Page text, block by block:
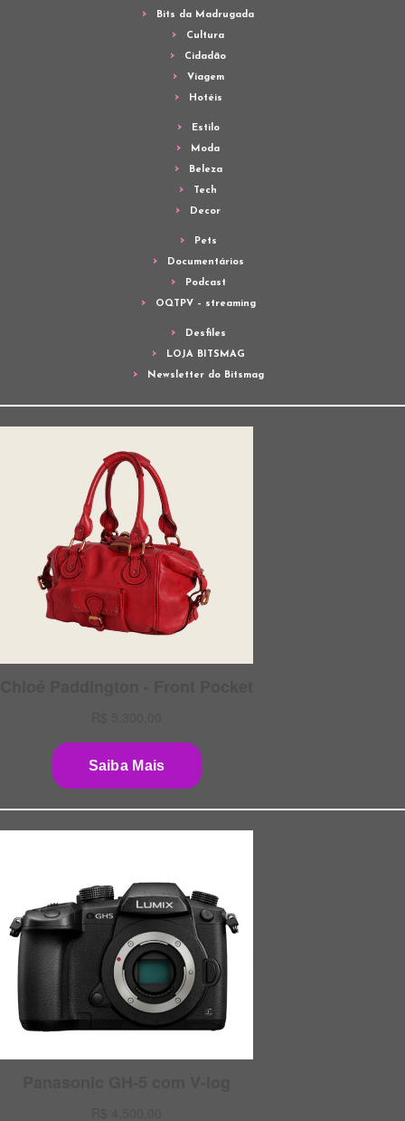
Bits da Madrugada
Cultura
Cidadão
Viagem
Hotéis
Estilo
Moda
Beleza
Tech
Decor
Pets
Documentários
Podcast
OQTPV – streaming
Desfiles
LOJA BITSMAG
Newsletter do Bitsmag